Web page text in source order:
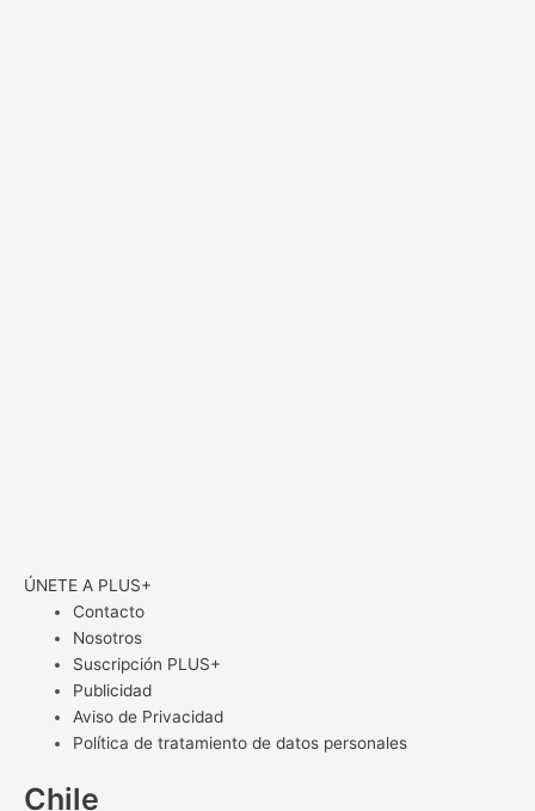
ÚNETE A PLUS+
Contacto
Nosotros
Suscripción PLUS+
Publicidad
Aviso de Privacidad
Política de tratamiento de datos personales
Chile